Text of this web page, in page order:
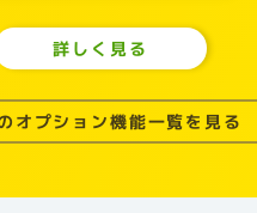
詳しく見る
オプション機能一覧を見る